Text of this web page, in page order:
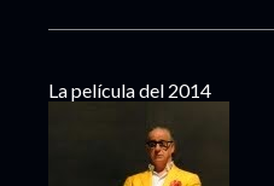
La película del 2014